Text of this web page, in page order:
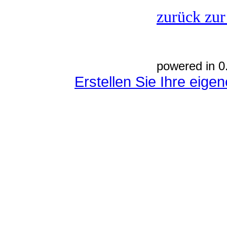
zurück
powered in
Erstellen Sie Ihre